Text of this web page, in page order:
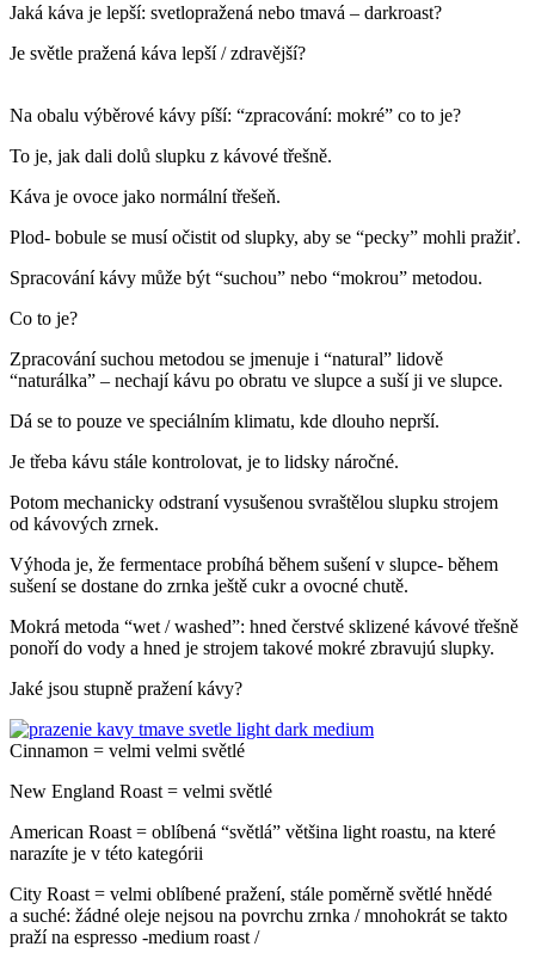
Jaká káva je lepší: svetlopražená nebo tmavá – darkroast?
Je světle pražená káva lepší / zdravější?
Na obalu výběrové kávy píší: “zpracování: mokré” co to je?
To je, jak dali dolů slupku z kávové třešně.
Káva je ovoce jako normální třešeň.
Plod- bobule se musí očistit od slupky, aby se “pecky” mohli pražiť.
Spracování kávy může být “suchou” nebo “mokrou” metodou.
Co to je?
Zpracování suchou metodou se jmenuje i “natural” lidově
“naturálka” – nechají kávu po obratu ve slupce a suší ji ve slupce.
Dá se to pouze ve speciálním klimatu, kde dlouho neprší.
Je třeba kávu stále kontrolovat, je to lidsky náročné.
Potom mechanicky odstraní vysušenou svraštělou slupku strojem
od kávových zrnek.
Výhoda je, že fermentace probíhá během sušení v slupce- během
sušení se dostane do zrnka ještě cukr a ovocné chutě.
Mokrá metoda “wet / washed”: hned čerstvé sklizené kávové třešně
ponoří do vody a hned je strojem takové mokré zbravujú slupky.
Jaké jsou stupně pražení kávy?
Cinnamon = velmi velmi světlé
New England Roast = velmi světlé
American Roast = oblíbená “světlá” většina light roastu, na které
narazíte je v této kategórii
City Roast = velmi oblíbené pražení, stále poměrně světlé hnědé
a suché: žádné oleje nejsou na povrchu zrnka / mnohokrát se takto
praží na espresso -medium roast /